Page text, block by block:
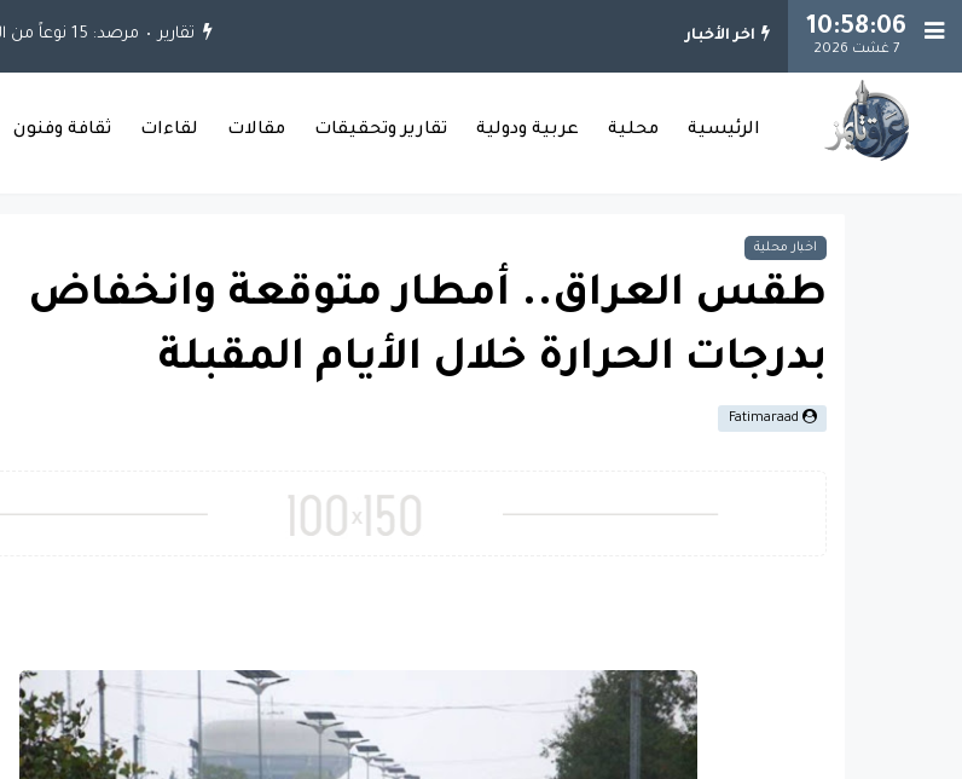
10:58:07
7 غشت 2026
اخر الأخبار مرصد: 15 نوعاً من الكوارث واجهت العراق خلال العقود الثلاثة الماضية
الرئيسية محلية عربية ودولية تقارير وتحقيقات مقالات لقاءات ثقافة وفنون
اخبار محلية
طقس العراق.. أمطار متوقعة وانخفاض
بدرجات الحرارة خلال الأيام المقبلة
Fatimaraad